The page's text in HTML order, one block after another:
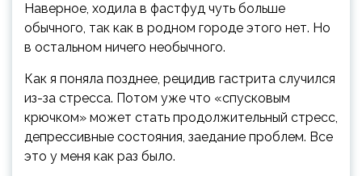
Наверное, ходила в фастфуд чуть больше
обычного, так как в родном городе этого нет. Но
в остальном ничего необычного.
Как я поняла позднее, рецидив гастрита случился
из-за стресса. Потом уже что «спусковым
крючком» может стать продолжительный стресс,
депрессивные состояния, заедание проблем. Все
это у меня как раз было.